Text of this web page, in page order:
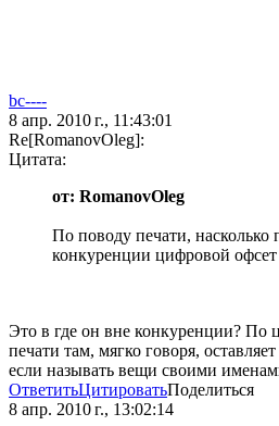
bc----
8 апр. 2010 г., 11:43:01
Re[RomanovOleg]:
Цитата:
от: RomanovOleg
По поводу печати, насколько
конкуренции цифровой
Это в где он вне конкуренции? По
печати там, мягко говоря,
если называть вещи своими
ОтветитьЦитироватьПоделиться
8 апр. 2010 г., 13:02:14